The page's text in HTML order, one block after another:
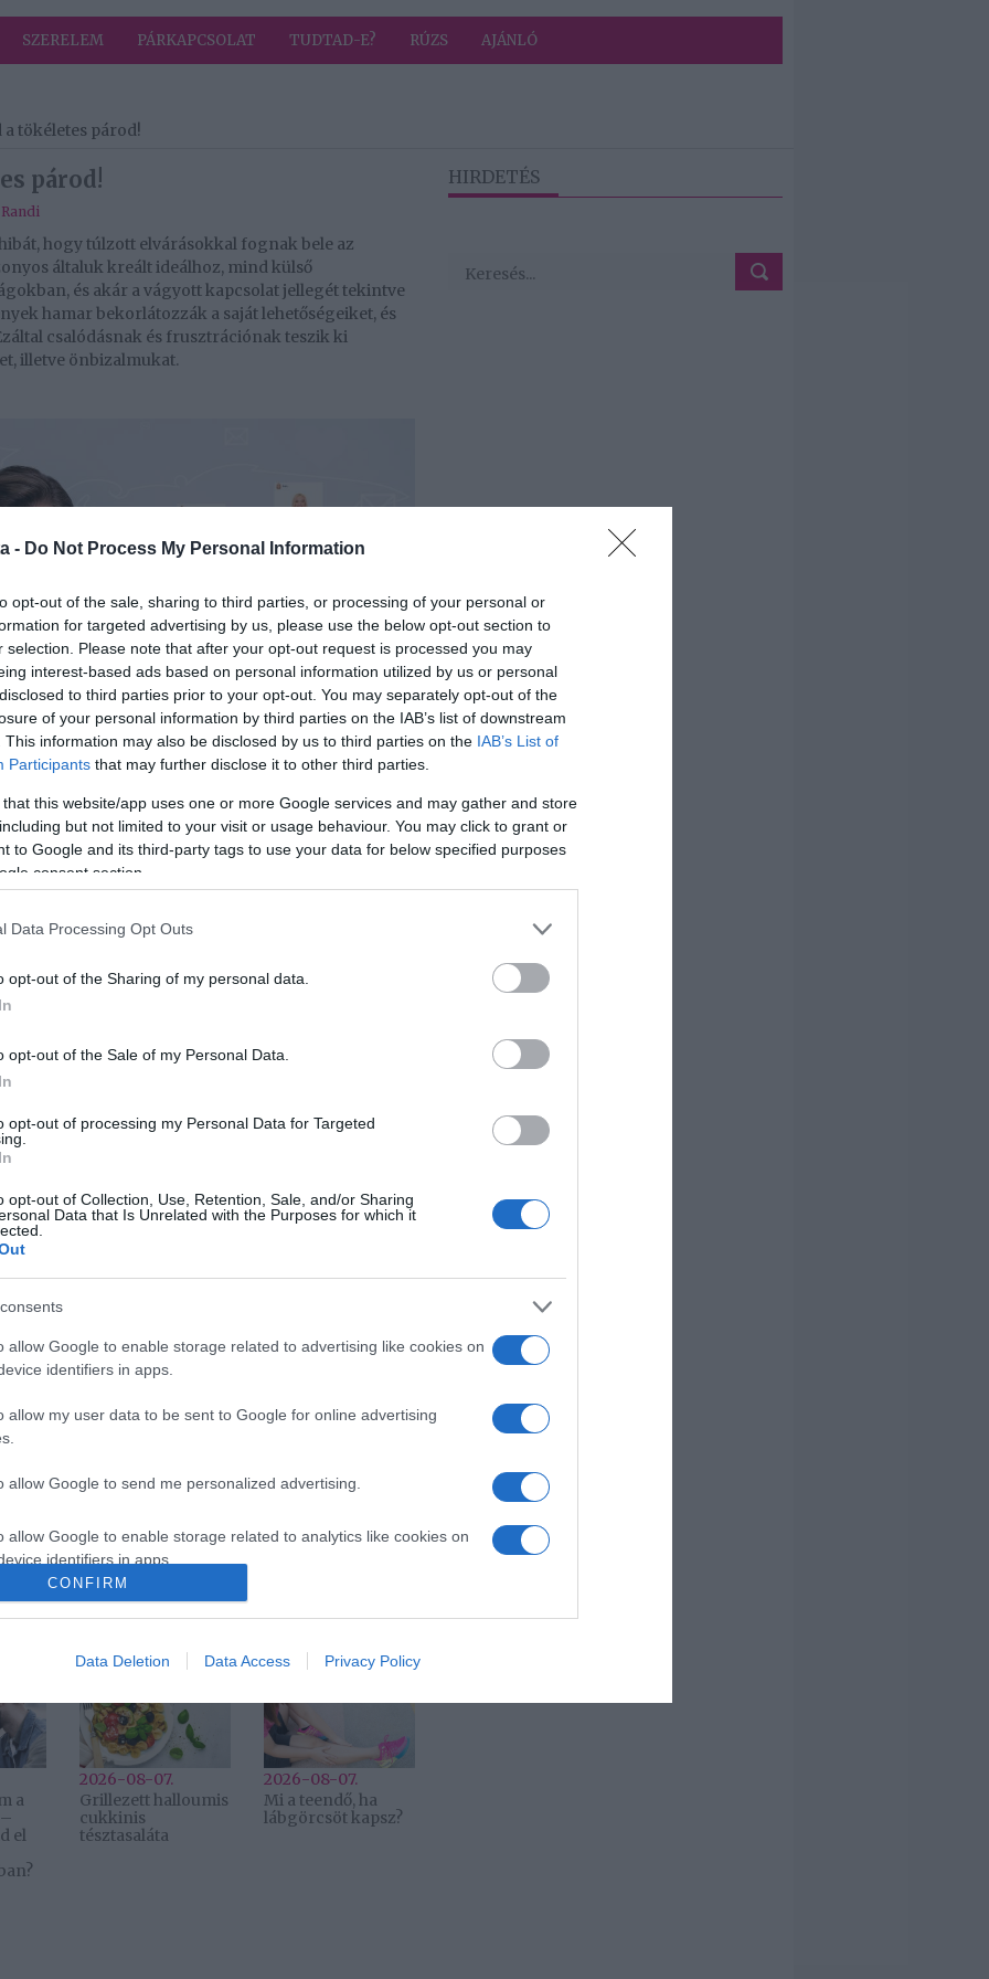
- Do Not Process My Personal Information
opt-out of the sale, sharing to third parties, or processing of your personal or
for targeted advertising by us, please use the below opt-out section to
selection. Please note that after your opt-out request is processed you may
interest-based ads based on personal information utilized by us or personal
to third parties prior to your opt-out. You may separately opt-out of the
of your personal information by third parties on the IAB’s list of downstream
This information may also be disclosed by us to third parties on the IAB’s List of
Participants that may further disclose it to other third parties.
that this website/app uses one or more Google services and may gather and store
but not limited to your visit or usage behaviour. You may click to grant or
to Google and its third-party tags to use your data for below specified purposes
consent section.
Data Processing Opt Outs
opt-out of the Sharing of my personal data.
opt-out of the Sale of my Personal Data.
opt-out of processing my Personal Data for Targeted
opt-out of Collection, Use, Retention, Sale, and/or Sharing
Data that Is Unrelated with the Purposes for which it
allow Google to enable storage related to advertising like cookies on
identifiers in apps.
allow my user data to be sent to Google for online advertising
allow Google to send me personalized advertising.
allow Google to enable storage related to analytics like cookies on
identifiers in apps.
allow Google to enable storage related to functionality of the website
CONFIRM
Data Deletion Data Access Privacy Policy
SZERELEM PÁRKAPCSOLAT TUDTAD-E? RÚZS AJÁNLÓ
a tökéletes párod!
párod!
Randi
hogy túlzott elvárásokkal fognak bele az
általuk kreált ideálhoz, mind külső
és akár a vágyott kapcsolat jellegét tekintve
hamar bekorlátozzák a saját lehetőségeiket, és
csalódásnak és frusztrációnak teszik ki
illetve önbizalmukat.
az offline és az online társkeresés során
a hangsúlyt, hogy a leendő partner mindenben
nem létezik. Az általános társadalmi nyomás, a
hamis szépségideál teljesen
az egészséges elvárások kialakításában.
számítanak igazán számunkra egy
az online bemutatkozásunkban és az első
kevésbé valószínű, hogy elveszítik az
fejlődik, ahogyan előre eltervezték. Ehelyett
és megtalálni a pozitívumokat még
mint a filmekben.
csak egy olyan ideális világban létezne, amely a
el. Ehelyett minden viszonynak megvannak a
elfogadás és rugalmasság kulcsfontosságú egy
exed hasonmásait?
a
el
2026-08-07.
Grillezett halloumis
cukkinis
tésztasaláta
2026-08-07.
Mi a teendő, ha
lábgörcsöt kapsz?
HIRDETÉS